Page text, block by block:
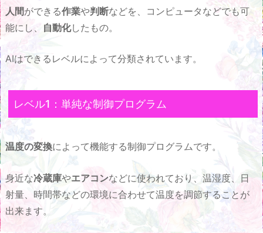
人間ができる作業や判断などを、コンピュータなどでも可
能にし、 自動化したもの。
AIはできるレベルによって分類されています。
レベル1：単純な制御プログラム
温度の変換によって機能する制御プログラムです。
身近な冷蔵庫やエアコンなどに使われており、温湿度、日
射量、時間帯などの環境に合わせて温度を調節することが
出来ます。